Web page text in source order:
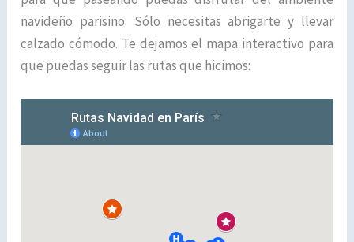
navideño parisino. Sólo necesitas abrigarte y llevar
calzado cómodo. Te dejamos el mapa interactivo para
que puedas seguir las rutas que hicimos: